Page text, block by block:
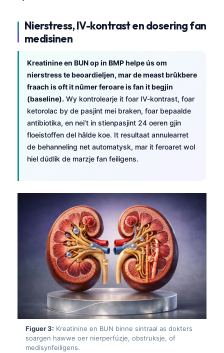
Nierstress, IV-kontrast en dosering fan
medisinen
Kreatinine en BUN op in BMP helpe ús om
nierstress te beoardieljen, mar de meast brûkbere
fraach is oft it nûmer feroare is fan it begjin
(baseline). Wy kontrolearje it foar IV-kontrast, foar
ketorolac by de pasjint mei braken, foar bepaalde
antibiotika, en nei’t in stienpasjint 24 oeren gjin
floeistoffen del hâlde koe. It resultaat annulearret
de behanneling net automatysk, mar it feroaret wol
hiel dúdlik de marzje fan feiligens.
Figuer 3: Kreatinine en BUN binne sintraal as dokters
soargen hawwe oer nierperfúzje, obstruksje, of
medisynfeiligens.